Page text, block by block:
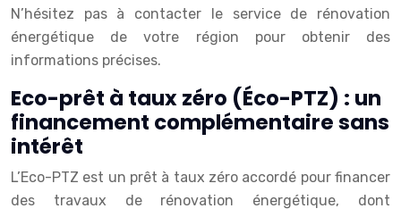
N’hésitez pas à contacter le service de rénovation
énergétique de votre région pour obtenir des
informations précises.
Eco-prêt à taux zéro (Éco-PTZ) : un
financement complémentaire sans
intérêt
L’Eco-PTZ est un prêt à taux zéro accordé pour financer
des travaux de rénovation énergétique, dont